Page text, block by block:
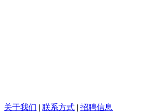
关于我们 | 联系方式 | 招聘信息